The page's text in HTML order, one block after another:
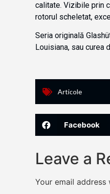
calitate. Vizibile prin
rotorul scheletat,
Seria originală
Louisiana, sau curea
Articole
Facebook
Leave a
Your email